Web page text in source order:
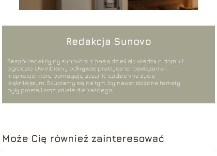
Redakcja Sunovo
Zespół redakcyjny sunovo.pl z pasją dzieli się wiedzą o domu i
ogrodzie. Uwielbiamy odkrywać praktyczne rozwiązania i
inspiracje, które pomagają uczynić codzienne życie
piękniejszym. Skupiamy się na tym, by nawet złożone tematy
były proste i zrozumiałe dla każdego.
Może Cię również zainteresować